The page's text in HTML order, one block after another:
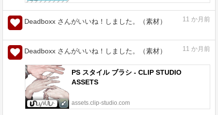
Deadboxx さんがいいね！しました。（素材） 11 か月前
5頭身むちぼでぃ - CLIP STUDIO ASSETS
assets.clip-studio.com
Deadboxx さんがいいね！しました。（素材）